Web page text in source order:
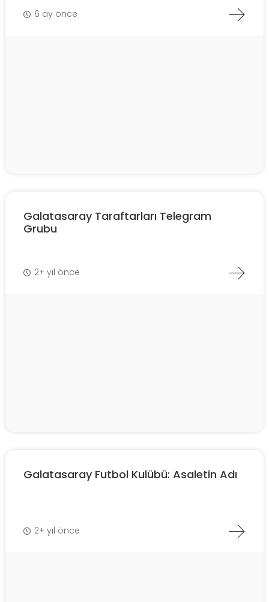
6 ay önce
Galatasaray Taraftarları Telegram
Grubu
2+ yıl önce
Galatasaray Futbol Kulübü: Asaletin Adı
2+ yıl önce